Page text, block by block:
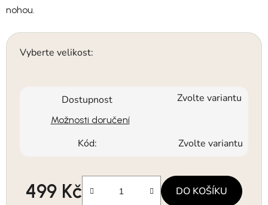
nohou.
Vyberte velikost:
Dostupnost Zvolte variantu
Možnosti doručení
Kód: Zvolte variantu
499 Kč DO KOŠÍKU